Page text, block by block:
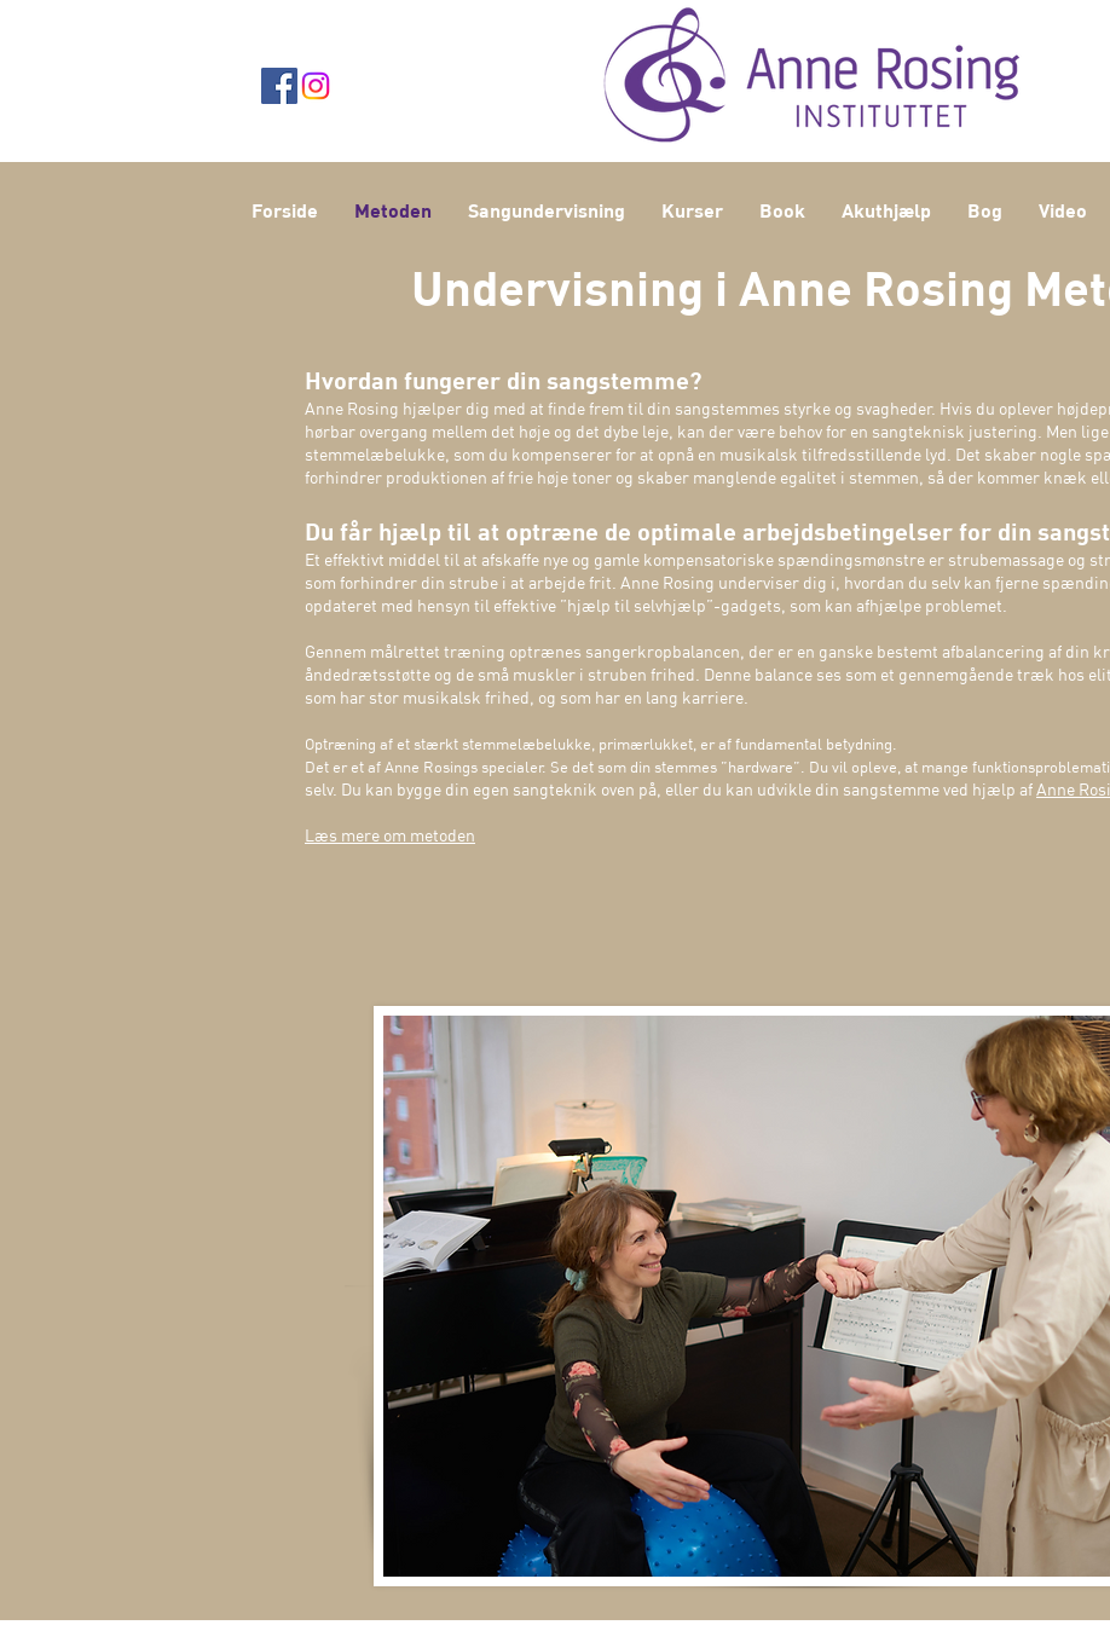
Forside Metoden Sangundervisning Kurser Book Akuthjælp Bog Video
Undervisning i Anne Rosing
Hvordan fungerer din sangstemme?
Anne Rosing hjælper dig med at finde frem til din sangstemmes styrke og svagheder. Hvis du oplever
hørbar overgang mellem det høje og det dybe leje, kan der være behov for en sangteknisk justering. Men
stemmelæbelukke, som du kompenserer for at opnå en musikalsk tilfredsstillende lyd. Det skaber nogle
forhindrer produktionen affrie høje toner og skaber manglende egalitet i stemmen, så der kommer knæk
Du får hjælp til at optræne de optimale arbejdsbetingelser for din
Et effektivt middel til at afskaffe nye og gamle kompensatoriske spændingsmønstre er strubemassage og
som forhindrer din strube i at arbejde frit. Anne Rosing underviser dig i, hvordan du selv kan fjerne
opdateret med hensyn til effektive ”hjælp til selvhjælp”-gadgets, som kan afhjælpe problemet.
Gennem målrettet træning optrænes sangerkropbalancen, der er en ganske bestemt afbalancering af din
åndedrætsstøtte og de små muskler i struben frihed. Denne balance ses som et gennemgående træk hos
som har stor musikalsk frihed, og som har en lang karriere.
Optræning af et stærkt stemmelæbelukke, primærlukket, er af fundamental betydning.
Det er et af Anne Rosings specialer. Se det som din stemmes ”hardware”. Du vil opleve, at mange
selv. Du kan bygge din egen sangteknik oven på, eller du kan udvikle din sangstemme ved hjælp afAnne
Læs mere om metoden